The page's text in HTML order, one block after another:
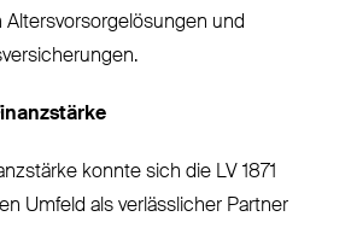
und
konnte sich die LV 1871
Umfeld als verlässlicher Partner